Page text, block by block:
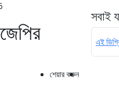
শেয়ার করুন
সবাই
এই